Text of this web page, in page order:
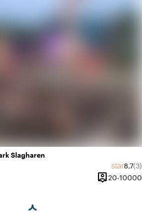
Slagharen
star8,7(3)
person_pin
Capaciteit
20-10000
history